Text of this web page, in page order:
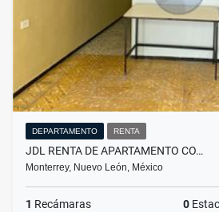
DEPARTAMENTO RENTA
JDL RENTA DE APARTAMENTO CO…
Monterrey, Nuevo León, México
1 Recámaras 0